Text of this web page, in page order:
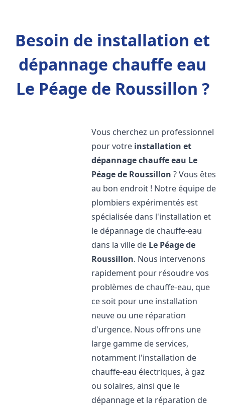
Besoin de installation et
dépannage chauffe eau
Le Péage de Roussillon ?
Vous cherchez un professionnel
pour votre installation et
dépannage chauffe eau Le
Péage de Roussillon ? Vous êtes
au bon endroit ! Notre équipe de
plombiers expérimentés est
spécialisée dans l'installation et
le dépannage de chauffe-eau
dans la ville de Le Péage de
Roussillon. Nous intervenons
rapidement pour résoudre vos
problèmes de chauffe-eau, que
ce soit pour une installation
neuve ou une réparation
d'urgence. Nous offrons une
large gamme de services,
notamment l'installation de
chauffe-eau électriques, à gaz
ou solaires, ainsi que le
dépannage et la réparation de